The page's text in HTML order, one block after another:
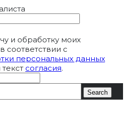
и обработку моих
соответствии с
персональных данных
согласия.